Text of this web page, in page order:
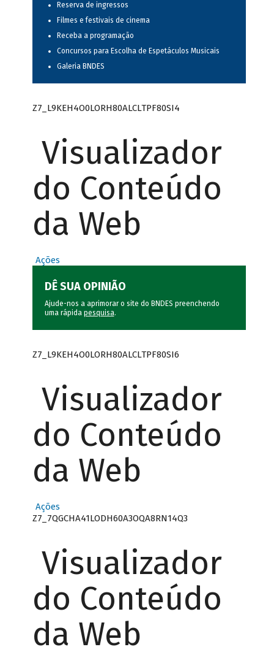
Reserva de ingressos
Filmes e festivais de cinema
Receba a programação
Concursos para Escolha de Espetáculos Musicais
Galeria BNDES
Z7_L9KEH4O0LORH80ALCLTPF80SI4
Visualizador
do Conteúdo
da Web
Ações
DÊ SUA OPINIÃO
Ajude-nos a aprimorar o site do BNDES preenchendo
uma rápida pesquisa.
Z7_L9KEH4O0LORH80ALCLTPF80SI6
Visualizador
do Conteúdo
da Web
Ações
Z7_7QGCHA41LODH60A3OQA8RN14Q3
Visualizador
do Conteúdo
da Web